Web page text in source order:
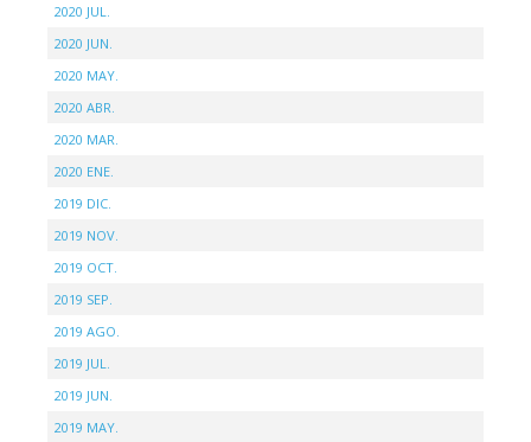
2020 JUL.
2020 JUN.
2020 MAY.
2020 ABR.
2020 MAR.
2020 ENE.
2019 DIC.
2019 NOV.
2019 OCT.
2019 SEP.
2019 AGO.
2019 JUL.
2019 JUN.
2019 MAY.